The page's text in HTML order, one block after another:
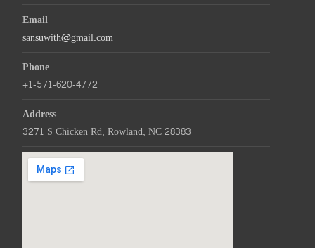
Email
sansuwith@gmail.com
Phone
+1-571-620-4772
Address
3271 S Chicken Rd, Rowland, NC 28383